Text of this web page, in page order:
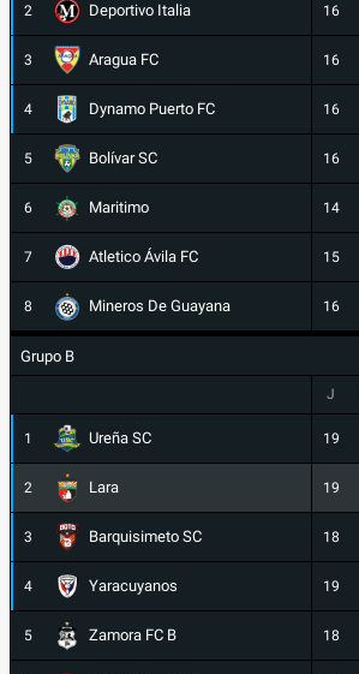
2 Deportivo Italia 16
3 Aragua FC 16
4 Dynamo Puerto FC 16
5 Bolívar SC 16
6 Maritimo 14
7 Atletico Ávila FC 15
8 Mineros De Guayana 16
Grupo B
J
1 Ureña SC 19
2 Lara 19
3 Barquisimeto SC 18
4 Yaracuyanos 19
5 Zamora FC B 18